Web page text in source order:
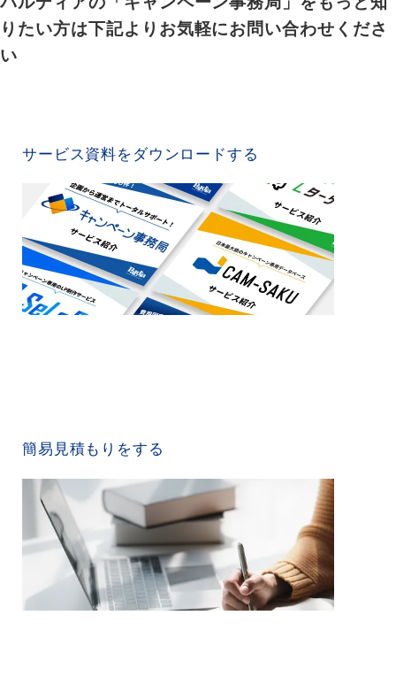
りたい方は下記よりお気軽にお問い合わせくださ
い
サービス資料をダウンロードする
簡易見積もりをする